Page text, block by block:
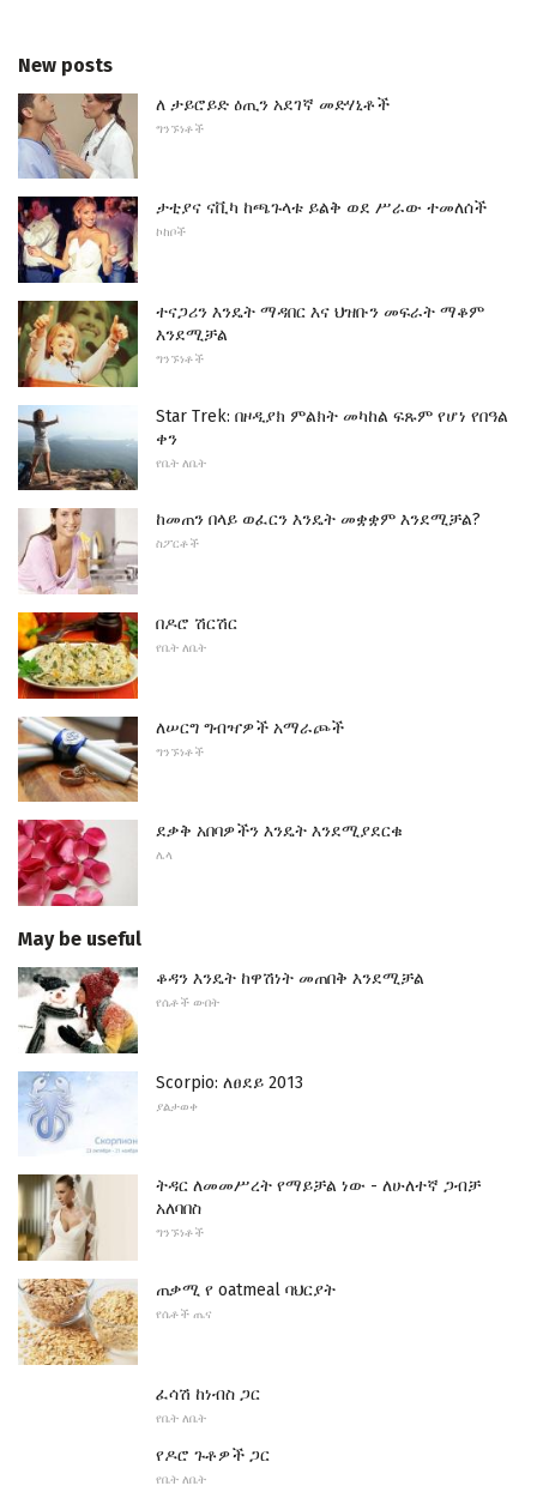
New posts
ለ ታይሮይድ ዕጢን አደገኛ መድሃኒቶች
ግንኙነቶች
ታቲያና ናቪካ ከጫጉላቱ ይልቅ ወደ ሥራው ተመለሰች
ኮከቦች
ተናጋሪን እንዴት ማዳበር እና ህዝቡን መፍራት ማቆም
እንደሚቻል
ግንኙነቶች
Star Trek: በዞዲያክ ምልክት መካከል ፍጹም የሆነ የበዓል
ቀን
የቤት ለቤት
ከመጠን በላይ ወፈርን እንዴት መቋቋም እንደሚቻል?
ስፖርቶች
በዶሮ ሽርሽር
የቤት ለቤት
ለሠርግ ግብዣዎች አማራጮች
ግንኙነቶች
ደቃቅ አበባዎችን እንዴት እንደሚያደርቁ
ሌላ
May be useful
ቆዳን እንዴት ከዋሽነት መጠበቅ እንደሚቻል
የሴቶች ውበት
Scorpio: ለፀደይ 2013
ያልታወቀ
ትዳር ለመመሥረት የማይቻል ነው - ለሁለተኛ ጋብቻ
አለባበስ
ግንኙነቶች
ጠቃሚ የ oatmeal ባህርያት
የሴቶች ጤና
ፈሳሽ ከነብስ ጋር
የቤት ለቤት
የዶሮ ጉቶዎች ጋር
የቤት ለቤት